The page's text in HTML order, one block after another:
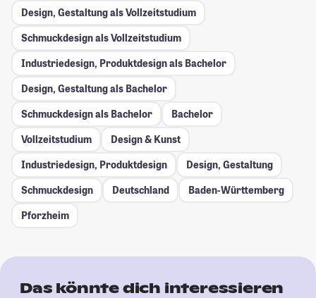
Design, Gestaltung als Vollzeitstudium
Schmuckdesign als Vollzeitstudium
Industriedesign, Produktdesign als Bachelor
Design, Gestaltung als Bachelor
Schmuckdesign als Bachelor
Bachelor
Vollzeitstudium
Design & Kunst
Industriedesign, Produktdesign
Design, Gestaltung
Schmuckdesign
Deutschland
Baden-Württemberg
Pforzheim
Das könnte dich interessieren